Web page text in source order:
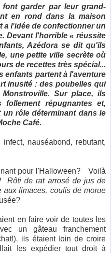
garder par leur grand-
en rond dans la maison
a l'idée de confectionner un
Devant l'horrible « réussite
Azédora se dit qu'ils
une petite ville secrète où
de recettes très spécial...
enfants partent à l'aventure
inusité : des poubelles qui
Sur place, ils
follement répugnantes et,
rôle déterminant dans le
Café.
nauséabond, rebutant,
pour l'Halloween? Voilà
Rôti de rat arrosé de jus de
aux limaces, coulis de morue
en faire voir de toutes les
un gâteau franchement
ils étaient loin de croire
les expédier tout droit à